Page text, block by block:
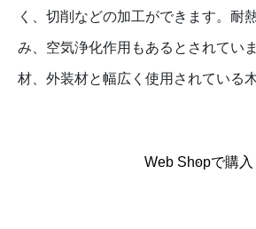
く、切削などの加工ができます。耐
み、空気浄化作用もあるとされてい
材、外装材と幅広く使用されている
Web Shopで購入